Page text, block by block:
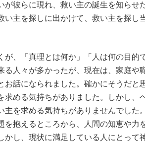
が彼らに現れ、救い主の誕生を知らせ
主を探しに出かけて、救い主を探し
、「真理とは何か」「人は何の目的
る人々が多かったが、現在は、家庭や
話になられました。確かにそうだと
める気持ちがありました。しかし、
を求める気持ちがありませんでした
抱えるところから、人間の知恵や力
し、現状に満足している人にとって